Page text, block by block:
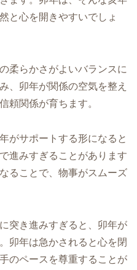
と心を開きやすいでしょ
柔らかさがよいバランスに
、卯年が関係の空気を整え
頼関係が育ちます。
がサポートする形になると
進みすぎることがあります
ることで、物事がスムーズ
突き進みすぎると、卯年が
卯年は急かされると心を閉
のペースを尊重することが